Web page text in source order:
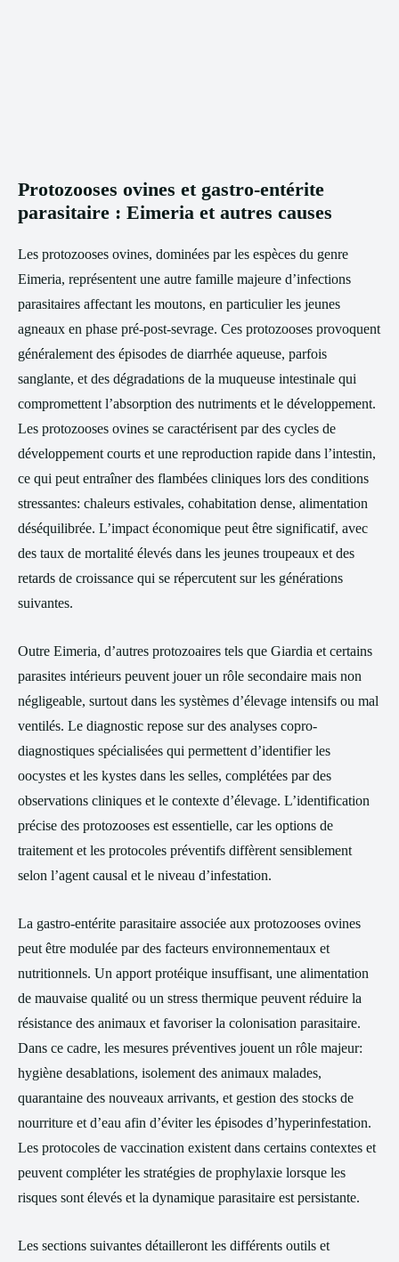
Protozooses ovines et gastro-entérite
parasitaire : Eimeria et autres causes
Les protozooses ovines, dominées par les espèces du genre
Eimeria, représentent une autre famille majeure d’infections
parasitaires affectant les moutons, en particulier les jeunes
agneaux en phase pré-post-sevrage. Ces protozooses provoquent
généralement des épisodes de diarrhée aqueuse, parfois
sanglante, et des dégradations de la muqueuse intestinale qui
compromettent l’absorption des nutriments et le développement.
Les protozooses ovines se caractérisent par des cycles de
développement courts et une reproduction rapide dans l’intestin,
ce qui peut entraîner des flambées cliniques lors des conditions
stressantes: chaleurs estivales, cohabitation dense, alimentation
déséquilibrée. L’impact économique peut être significatif, avec
des taux de mortalité élevés dans les jeunes troupeaux et des
retards de croissance qui se répercutent sur les générations
suivantes.
Outre Eimeria, d’autres protozoaires tels que Giardia et certains
parasites intérieurs peuvent jouer un rôle secondaire mais non
négligeable, surtout dans les systèmes d’élevage intensifs ou mal
ventilés. Le diagnostic repose sur des analyses copro-
diagnostiques spécialisées qui permettent d’identifier les
oocystes et les kystes dans les selles, complétées par des
observations cliniques et le contexte d’élevage. L’identification
précise des protozooses est essentielle, car les options de
traitement et les protocoles préventifs diffèrent sensiblement
selon l’agent causal et le niveau d’infestation.
La gastro-entérite parasitaire associée aux protozooses ovines
peut être modulée par des facteurs environnementaux et
nutritionnels. Un apport protéique insuffisant, une alimentation
de mauvaise qualité ou un stress thermique peuvent réduire la
résistance des animaux et favoriser la colonisation parasitaire.
Dans ce cadre, les mesures préventives jouent un rôle majeur:
hygiène desablations, isolement des animaux malades,
quarantaine des nouveaux arrivants, et gestion des stocks de
nourriture et d’eau afin d’éviter les épisodes d’hyperinfestation.
Les protocoles de vaccination existent dans certains contextes et
peuvent compléter les stratégies de prophylaxie lorsque les
risques sont élevés et la dynamique parasitaire est persistante.
Les sections suivantes détailleront les différents outils et